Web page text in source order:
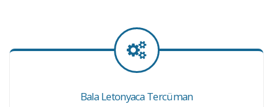
Bala Letonyaca Tercüman